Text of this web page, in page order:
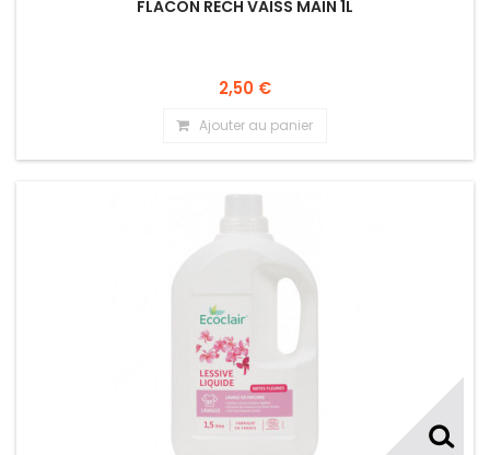
FLACON RECH VAISS MAIN 1L
2,50 €
Ajouter au panier